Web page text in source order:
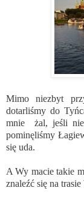
Mimo niezbyt
dotarliśmy do
mnie żal, jeśli nie
pominęliśmy
się uda.
A Wy macie takie
znaleźć się na